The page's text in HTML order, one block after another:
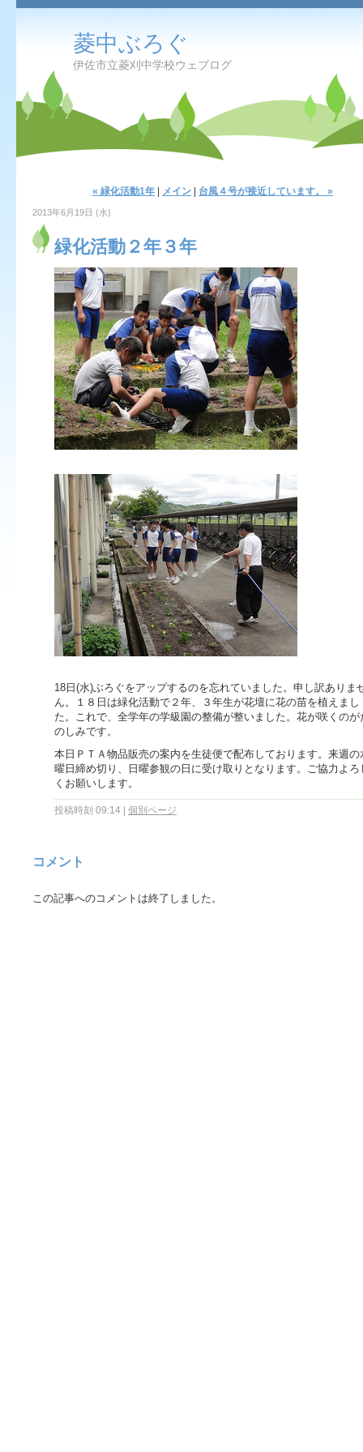
菱中ぶろぐ
伊佐市立菱刈中学校ウェブログ
« 緑化活動1年 メイン 台風４号が接近しています。 »
2013年6月19日 (水)
緑化活動２年３年
18日(水)ぶろぐをアップするのを忘れていました。申し訳ありま
ん。１８日は緑化活動で２年、３年生が花壇に花の苗を植えまし
た。これで、全学年の学級園の整備が整いました。花が咲くのが
のしみです。
本日ＰＴＡ物品販売の案内を生徒便で配布しております。来週の
曜日締め切り、日曜参観の日に受け取りとなります。ご協力よろ
くお願いします。
投稿時刻 09:14 個別ページ
コメント
この記事へのコメントは終了しました。